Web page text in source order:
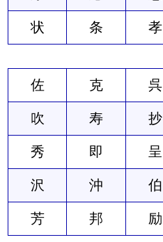
状 条 孝
佐 克 呉
吹 寿 抄
秀 即 呈
沢 沖 伯
芳 邦 励